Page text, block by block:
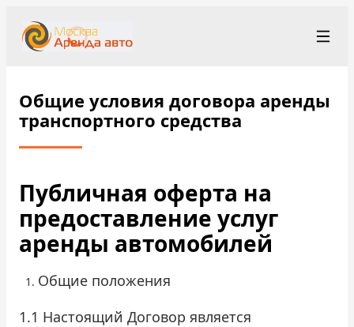
rent@moscowrentacar.ru
Москва
Парк автомобилей
Станции проката
О компании
Цены
Общие условия договора аренды
транспортного средства
Публичная оферта на
предоставление услуг
аренды автомобилей
Общие положения
1.1 Настоящий Договор является